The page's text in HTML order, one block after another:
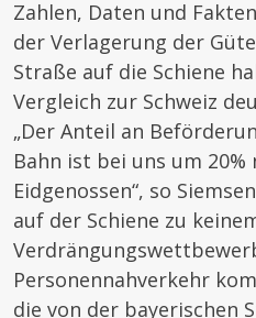
Zahlen, Daten und
der Verlagerung der
Straße auf die Schiene
Vergleich zur Schweiz
„Der Anteil an
Bahn ist bei uns um
Eidgenossen“, so
auf der Schiene zu
Personennahverkehr
die von der bayerischen